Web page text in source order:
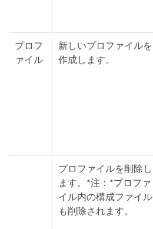
プロフ
ァイル
新しいプロファイルを
作成します。
プロファイルを削除し
ます。*注：*プロファ
イル内の構成ファイル
も削除されます。